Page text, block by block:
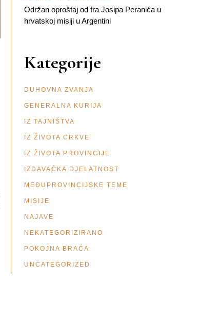
Održan oproštaj od fra Josipa Peranića u
hrvatskoj misiji u Argentini
Kategorije
DUHOVNA ZVANJA
GENERALNA KURIJA
IZ TAJNIŠTVA
IZ ŽIVOTA CRKVE
IZ ŽIVOTA PROVINCIJE
IZDAVAČKA DJELATNOST
MEĐUPROVINCIJSKE TEME
MISIJE
NAJAVE
NEKATEGORIZIRANO
POKOJNA BRAĆA
UNCATEGORIZED